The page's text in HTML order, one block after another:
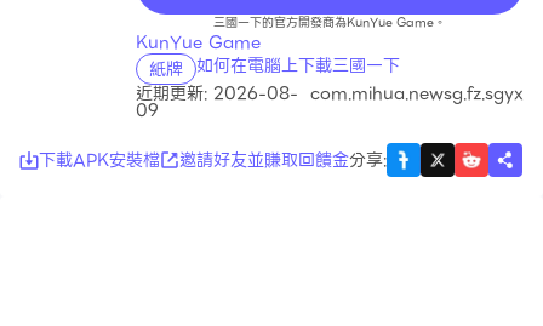
三國一下的官方開發商為KunYue Game。
KunYue Game
紙牌 如何在電腦上下載三國一下
近期更新: 2026-08-
09
com.mihua.newsg.fz.sgyx
下載APK安裝檔 邀請好友並賺取回饋金分享: